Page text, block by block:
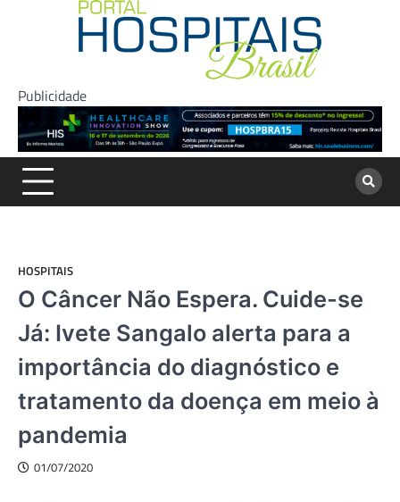
Publicidade
HOSPITAIS
O Câncer Não Espera. Cuide-se
Já: Ivete Sangalo alerta para a
importância do diagnóstico e
tratamento da doença em meio à
pandemia
01/07/2020